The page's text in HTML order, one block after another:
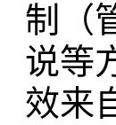
制（
说等
效来